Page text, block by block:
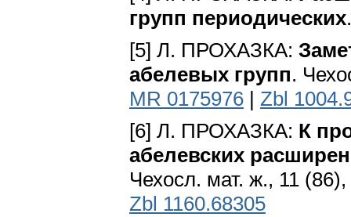
групп периодических
[5] Л. ПРОХАЗКА:
абелевых групп.
MR 0175976 | Zbl
[6] Л. ПРОХАЗКА: К
абелевских
Чехосл. мат. ж., 11
Zbl 1160.68305